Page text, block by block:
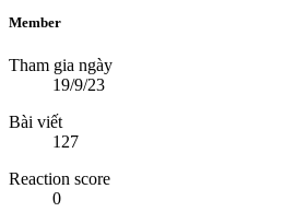
Member
Tham gia ngày
19/9/23
Bài viết
127
Reaction score
0